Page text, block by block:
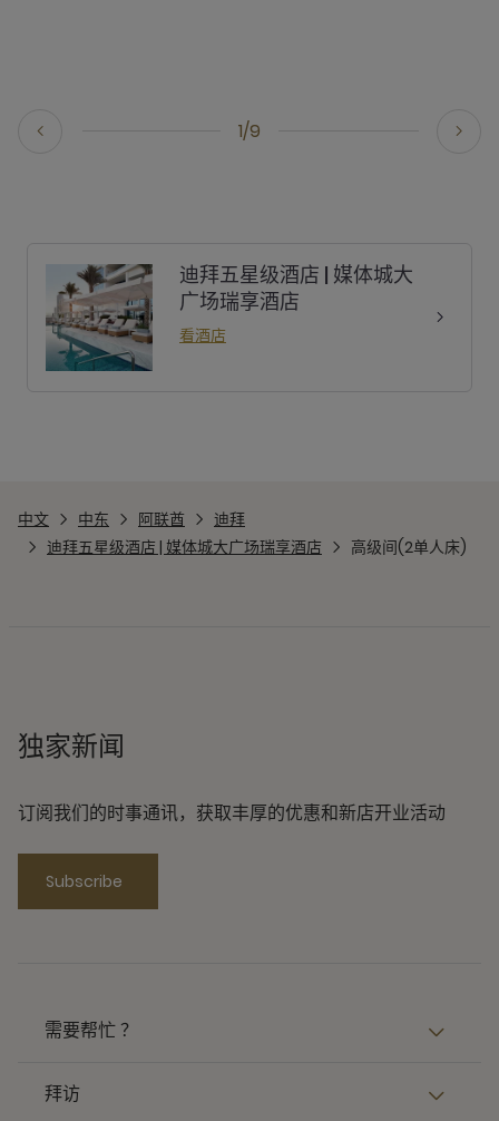
1/9
迪拜五星级酒店 | 媒体城大
广场瑞享酒店
看酒店
中文 中东 阿联酋
迪拜
迪拜五星级酒店 | 媒体城大广场瑞享酒店
高级间(2单人床)
独家新闻
订阅我们的时事通讯，获取丰厚的优惠和新店开业活动
Subscribe
需要帮忙 ？
拜访